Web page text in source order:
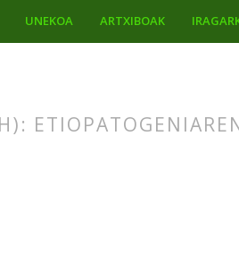
UNEKOA ARTXIBOAK